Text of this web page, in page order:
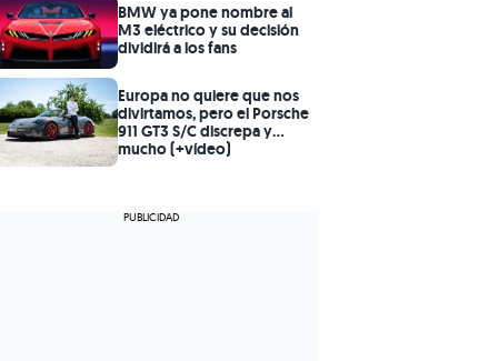
BMW ya pone nombre al
M3 eléctrico y su decisión
dividirá a los fans
Europa no quiere que nos
divirtamos, pero el Porsche
911 GT3 S/C discrepa y
mucho (+vídeo)